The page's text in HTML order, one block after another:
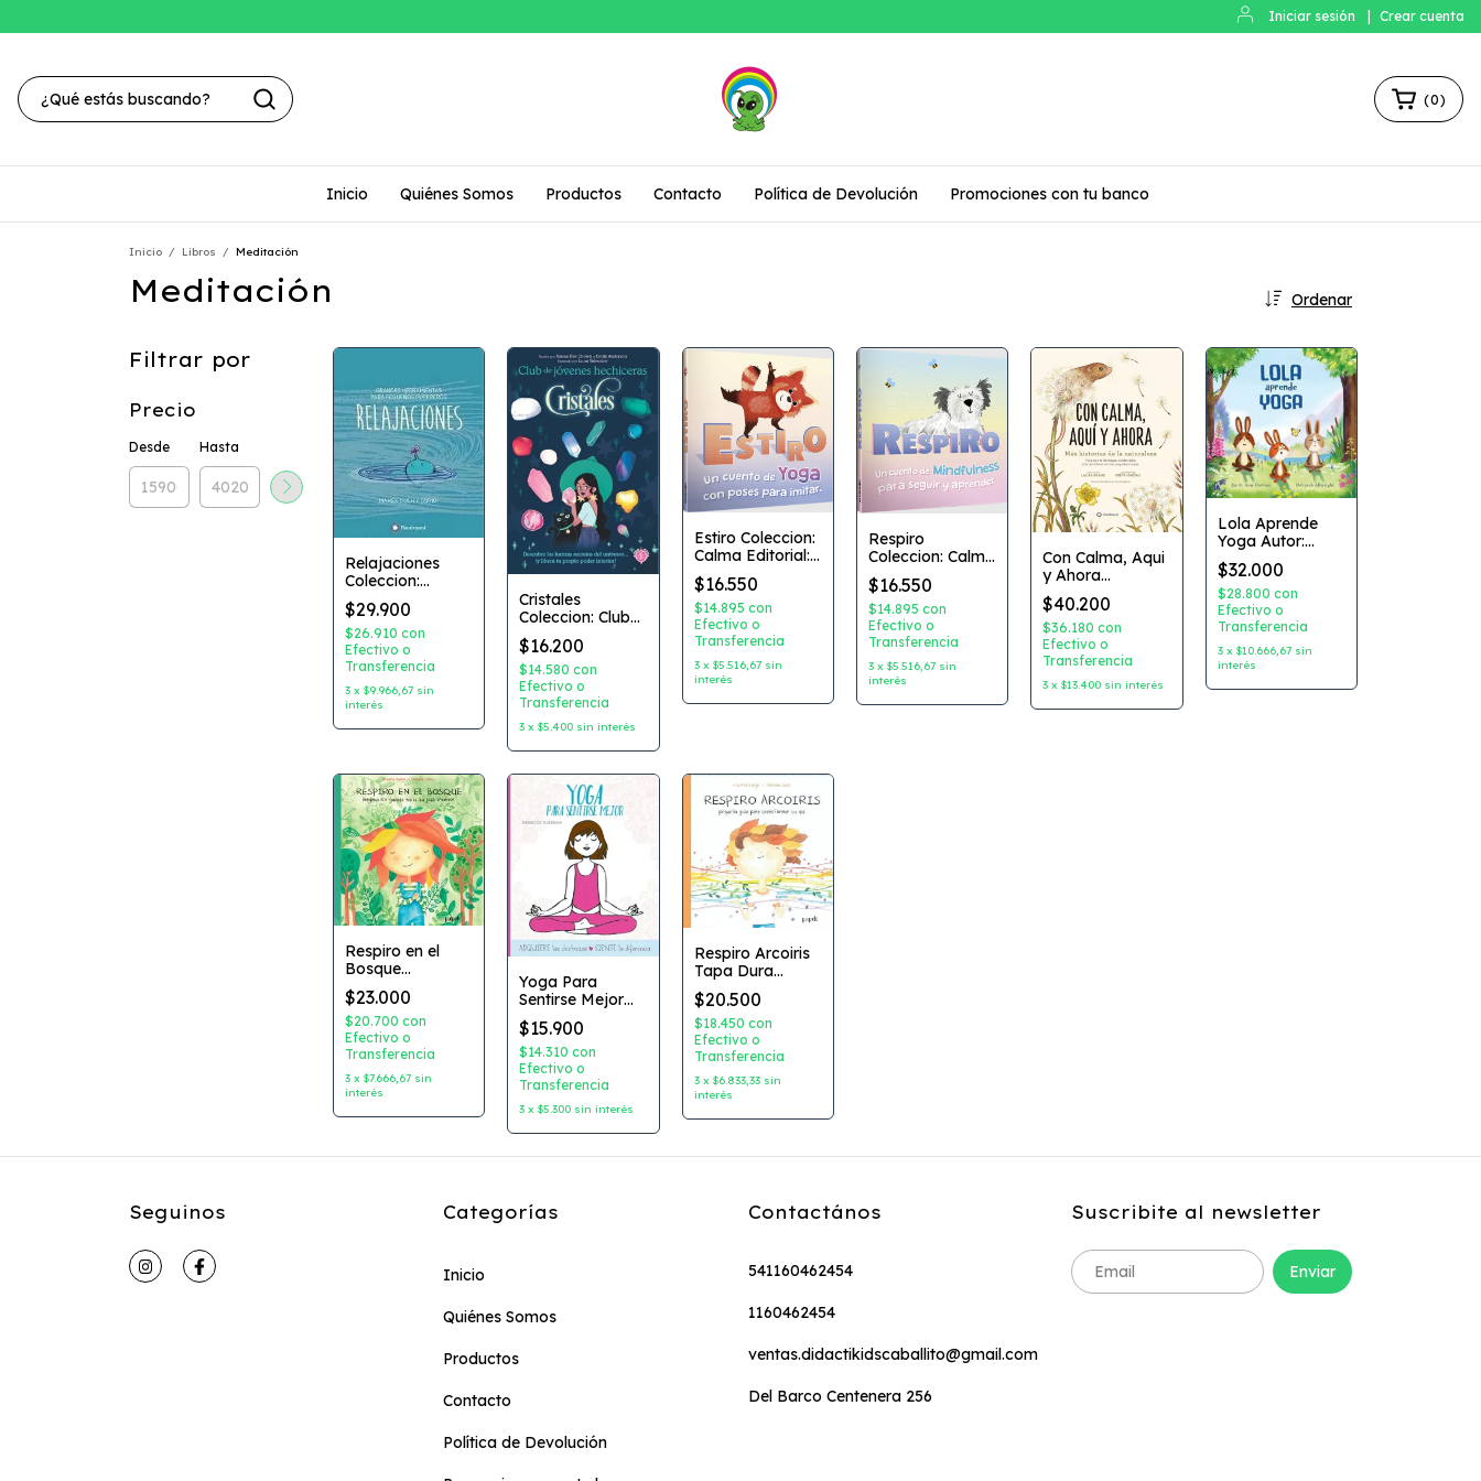
Iniciar sesión Crear cuenta
(0)
Inicio Quiénes Somos Productos Contacto Política de Devolución Promociones con tu banco
Inicio / Libros / Meditación
Meditación Ordenar
Filtrar por
Precio
Desde Hasta
Relajaciones
Coleccion:
Grandes
herramientas
para pequeÃ±os
gurreros Autor:
Mamen Duch
Dibujante: Raul
Nieto Guridi
$29.900
$26.910 con
Efectivo o
Transferencia
3 x $9.966,67 sin
interés
Cristales
Coleccion: Club
de Jovenes
Hechiceras
Editorial: Guadal
ChicasxChicas
$16.200
$14.580con
Efectivo o
Transferencia
3 x$5.400 sin interés
Estiro Coleccion:
Calma Editorial:
Latinbooks
$16.550
$14.895 con
Efectivo o
Transferencia
3 x $5.516,67 sin
interés
Respiro
Coleccion: Calma
Editorial:
Latinbooks
$16.550
$14.895 con
Efectivo o
Transferencia
3 x $5.516,67 sin
interés
Con Calma, Aqui
y Ahora
Coleccion: Mas
Historias de la
Naturaleza
Autor: Laura
Brand Dibujante:
Freya Hartas
Flamboyant
$40.200
$36.180con
Efectivo o
Transferencia
3 x$13.400 sin interés
Lola Aprende
Yoga Autor:
Emily Ann
Davison
Dibujante:
Deborah
Allwright
Editorial:
Nubeocho
$32.000
$28.800 con
Efectivo o
Transferencia
3 x $10.666,67 sin
interés
Respiro en el
Bosque
Coleccion:
Meditacion
Guiada hacia tu
Paz Interior
Autor: Victoria
Bunge Dibujante:
Mariana Sanz
$23.000
$20.700 con
Efectivo o
Transferencia
3 x $7.666,67 sin
interés
Yoga Para
Sentirse Mejor
Autor: Rebecca
Rissman
Editorial: Ateneo
$15.900
$14.310con
Efectivo o
Transferencia
3 x$5.300 sin interés
Respiro Arcoiris
Tapa Dura
Coleccion:
Pequeña Guia
para
Transformar tu
Dia Autor:
Victoria Bunge
Dibujante:
$20.500
$18.450 con
Efectivo o
Transferencia
3 x $6.833,33 sin
interés
Seguinos Categorías
Inicio
Quiénes Somos
Productos
Contacto
Política de Devolución
Contactános
541160462454
1160462454
ventas.didactikidscaballito@gmail.com
Del Barco Centenera 256
Suscribite al newsletter